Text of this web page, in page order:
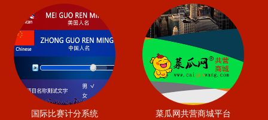
国际比赛计分系统 菜瓜网共营商城平台